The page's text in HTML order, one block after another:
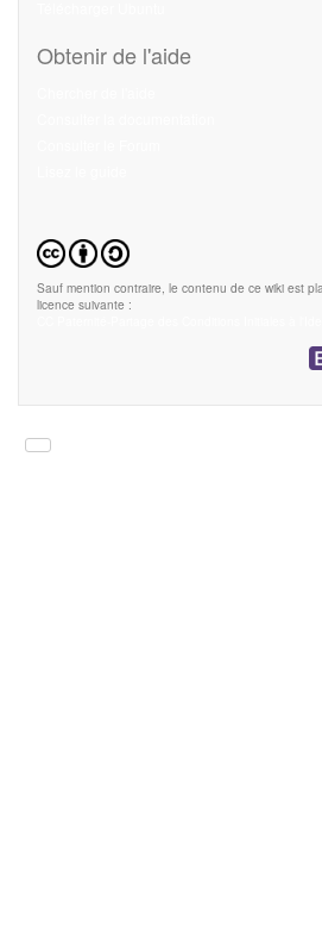
Obtenir de l'aide
Sauf mention contraire, le contenu de ce wiki est
licence suivante :